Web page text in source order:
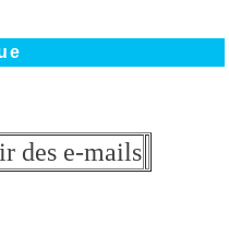
des e-mails